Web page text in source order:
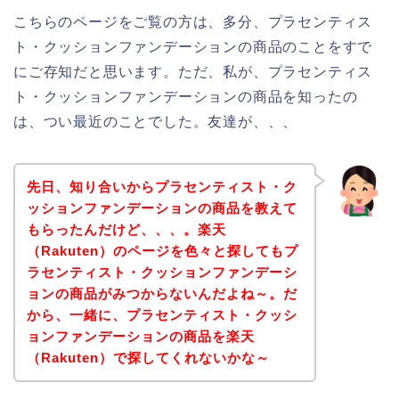
こちらのページをご覧の方は、多分、プラセンティス
ト・クッションファンデーションの商品のことをすで
にご存知だと思います。ただ、私が、プラセンティス
ト・クッションファンデーションの商品を知ったの
は、つい最近のことでした。友達が、、、
先日、知り合いからプラセンティスト・ク
ッションファンデーションの商品を教えて
もらったんだけど、、、。楽天
（Rakuten）のページを色々と探してもプ
ラセンティスト・クッションファンデーシ
ョンの商品がみつからないんだよね～。だ
から、一緒に、プラセンティスト・クッシ
ョンファンデーションの商品を楽天
（Rakuten）で探してくれないかな～